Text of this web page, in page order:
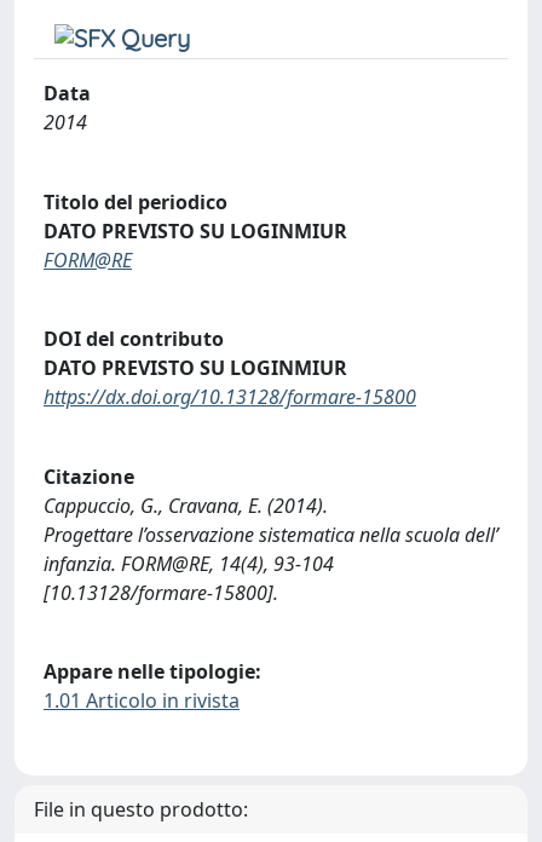
Data
2014
Titolo del periodico
DATO PREVISTO SU LOGINMIUR
FORM@RE
DOI del contributo
DATO PREVISTO SU LOGINMIUR
https://dx.doi.org/10.13128/formare-15800
Citazione
Cappuccio, G., Cravana, E. (2014).
Progettare l’osservazione sistematica nella scuola dell’
infanzia. FORM@RE, 14(4), 93-104
[10.13128/formare-15800].
Appare nelle tipologie:
1.01 Articolo in rivista
File in questo prodotto: